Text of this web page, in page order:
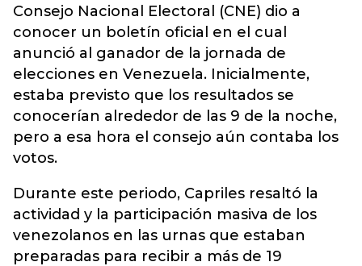
Consejo Nacional Electoral (CNE) dio a
conocer un boletín oficial en el cual
anunció al ganador de la jornada de
elecciones en Venezuela. Inicialmente,
estaba previsto que los resultados se
conocerían alrededor de las 9 de la noche,
pero a esa hora el consejo aún contaba los
votos.
Durante este periodo, Capriles resaltó la
actividad y la participación masiva de los
venezolanos en las urnas que estaban
preparadas para recibir a más de 19